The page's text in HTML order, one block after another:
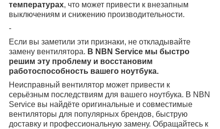
температурах, что может привести к внезапным
выключениям и снижению производительности.
-
Если вы заметили эти признаки, не откладывайте
замену вентилятора. В NBN Service мы быстро
решим эту проблему и восстановим
работоспособность вашего ноутбука.
Неисправный вентилятор может привести к
серьёзным последствиям для вашего ноутбука. В NBN
Service вы найдёте оригинальные и совместимые
вентиляторы для популярных брендов, быструю
доставку и профессиональную замену. Обращайтесь к